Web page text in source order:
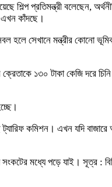
শিল্প প্রতিমন্ত্রী বলেছেন,
এখন কাঁদছে।
হলে সেখানে মন্ত্রীর কোনো
১৩০ টাকা কেজি দরে
কমিশন। এখন যদি বাজারে
মধ্যে পড়ে যাই। সূত্র :